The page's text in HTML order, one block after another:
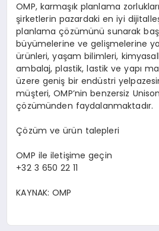
OMP, karmaşık planlama zorluklar
şirketlerin pazardaki en iyi dijitalle
planlamaçözümünüsunarak baş
büyümelerine ve gelişmelerine
ürünleri, yaşam bilimleri,
ambalaj, plastik, lastik ve yapı
üzere geniş bir endüstri
müşteri, OMP’nin benzersiz
çözümünden faydalanmaktadır.
Çözüm veürün talepleri
OMP ile iletişime geçin
+32 3 650 22 11
KAYNAK: OMP